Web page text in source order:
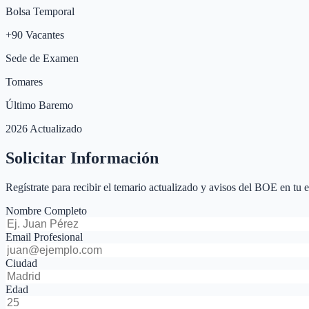
Bolsa Temporal
+90 Vacantes
Sede de Examen
Tomares
Último Baremo
2026 Actualizado
Solicitar Información
Regístrate para recibir el temario actualizado y avisos del BOE en tu
Nombre Completo
Email Profesional
Ciudad
Edad